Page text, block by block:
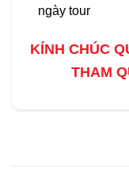
ngày tour
KÍNH CHÚC
THAM